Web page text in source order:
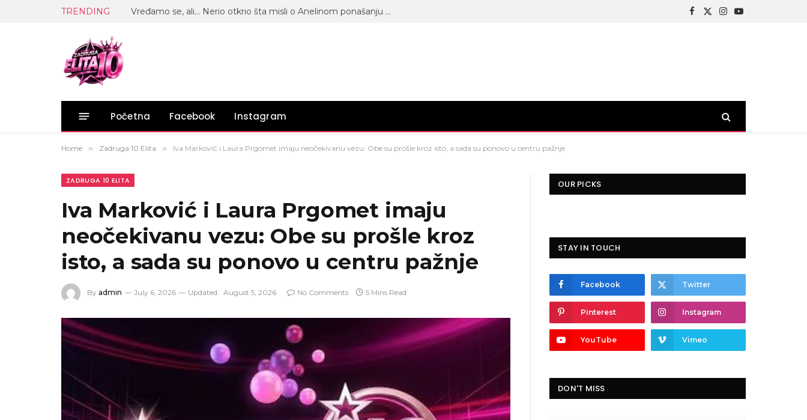
TRENDING Vređamo se, ali… Nerio otkrio šta misli o Anelinom ponašanju prema njemu, pa uporedio Ahmiće i Durdžiće! (VIDEO) Facebook
X
Instagram
YouTube
Početna Facebook Instagram
Home » Zadruga 10 Elita » Iva Marković i Laura Prgomet imaju neočekivanu vezu: Obe su prošle kroz isto, a sada su ponovo u centru pažnje
ZADRUGA 10 ELITA
Iva Marković i Laura Prgomet imaju
neočekivanu vezu: Obe su prošle kroz
isto, a sada su ponovo u centru pažnje
By admin July 6, 2026 Updated: August 5, 2026 No Comments 5 Mins Read
OUR PICKS
STAY IN TOUCH
Facebook Twitter
Pinterest Instagram
YouTube Vimeo
DON'T MISS